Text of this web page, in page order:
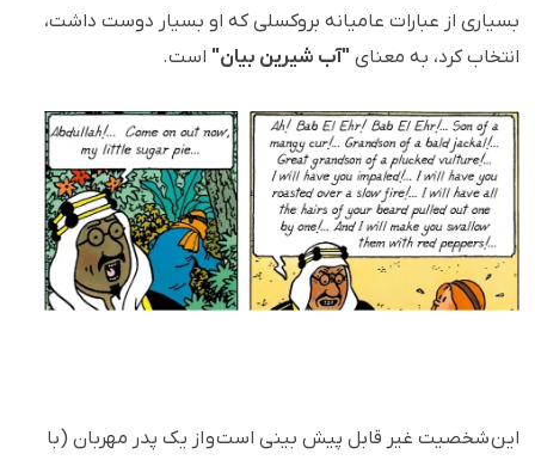
بسیاری از عبارات عامیانه بروکسلی که او بسیار دوست داشت،
انتخاب کرد، به معنای "آب شیرین بیان" است.
این شخصیت غیر قابل پیش بینی است و از یک پدر مهربان (با